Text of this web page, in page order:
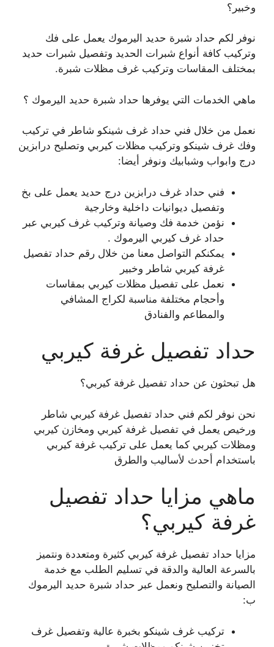
وخبير؟
نوفر لكم حداد شبرة حديد اليرموك يعمل على فك
وتركيب كافة أنواع شبرات الحديد وتفصيل شبرات حديد
بمختلف المقاسات وتركيب غرف مظلات شبرة.
ماهي الخدمات التي يوفرها حداد شبرة حديد اليرموك ؟
نعمل من خلال فني حداد غرف شينكو شاطر في تركيب
وفك غرف شينكو وتركيب مظلات كيربي وتصليح درابزين
درج وابواب وشبابيك ونوفر أيضا:
فني حداد غرف درابزين درج حديد يعمل على بخ
وتفصيل ديوانيات داخلية وخارجية
نؤمن خدمة فك وصيانة وتركيب غرف كيربي عبر
حداد غرف كيربي اليرموك .
يمكنكم التواصل معنا من خلال رقم حداد تفصيل
غرفة كيربي شاطر وخبير
نعمل على تفصيل مظلات كيربي بمقاسات
وأحجام مختلفة مناسبة لكراج المشافي
والمطاعم والفنادق
حداد تفصيل غرفة كيربي
هل تبحثون عن حداد تفصيل غرفة كيربي؟
نحن نوفر لكم فني حداد تفصيل غرفة كيربي شاطر
ورخيص يعمل في تفصيل غرفة كيربي ومخازن كيربي
ومظلات كيربي كما يعمل على تركيب غرفة كيربي
باستخدام أحدث لأساليب والطرق
ماهي مزايا حداد تفصيل
غرفة كيربي؟
مزايا حداد تفصيل غرفة كيربي كثيرة ومتعددة ونتميز
بالسرعة العالية والدقة في تسليم الطلب مع خدمة
الصيانة والتصليح ونعمل عبر حداد شبرة حديد اليرموك
ب:
تركيب غرف شينكو بخبرة عالية وتفصيل غرف